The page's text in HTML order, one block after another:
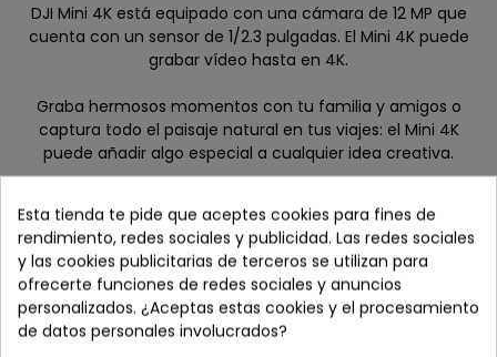
DJI Mini 4K está equipado con una cámara de 12 MP que
cuenta con un sensor de 1/2.3 pulgadas. El Mini 4K puede
grabar vídeo hasta en 4K.
Graba hermosos momentos con tu familia y amigos o
captura todo el paisaje natural en tus viajes: el Mini 4K
puede añadir algo especial a cualquier idea creativa.
Al grabar vídeos en HD, el zoom 4× te permite realizar
transiciones entre planos con distintas distancias y
composiciones. Eso significa que puedes capturar vídeos
claros y asombrosamente nítidos de tus hijos, tu
mascota o edificios desde una distancia segura.
Esta tienda te pide que aceptes cookies para fines de
rendimiento, redes sociales y publicidad. Las redes sociales
y las cookies publicitarias de terceros se utilizan para
ofrecerte funciones de redes sociales y anuncios
personalizados. ¿Aceptas estas cookies y el procesamiento
de datos personales involucrados?